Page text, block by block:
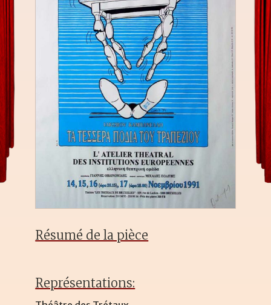
Résumé de la pièce
Représentations: